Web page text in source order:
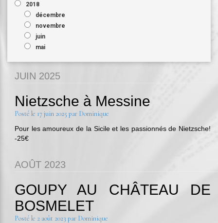
2018
décembre
novembre
juin
mai
JUIN 2025
Nietzsche à Messine
Posté le 17 juin 2025 par Dominique
Pour les amoureux de la Sicile et les passionnés de Nietzsche!
-25€
AOÛT 2023
GOUPY AU CHÂTEAU DE
BOSMELET
Posté le 2 août 2023 par Dominique